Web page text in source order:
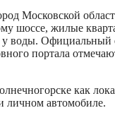
Московской
шоссе, жилые
у воды. Официальный
портала
как
личном автомобиле.